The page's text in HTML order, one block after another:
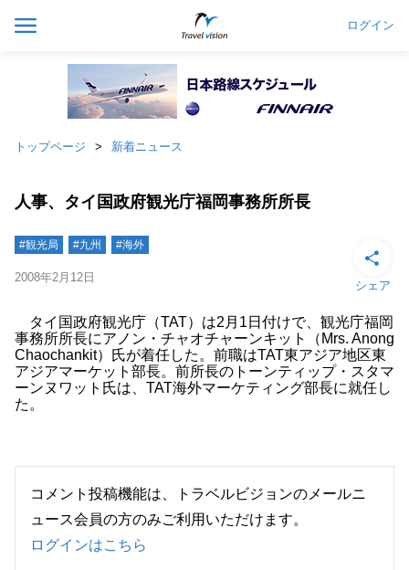
ログイン
トップページ 新着ニュース
人事、タイ国政府観光庁福岡事務所所長
#観光局 #九州 #海外
2008年2月12日
シェア
タイ国政府観光庁（TAT）は2月1日付けで、観光庁福岡
事務所所長にアノン・チャオチャーンキット（Mrs. Anong
Chaochankit）氏が着任した。前職はTAT東アジア地区東
アジアマーケット部長。前所長のトーンティップ・スタマ
ーンヌワット氏は、TAT海外マーケティング部長に就任し
た。
コメント投稿機能は、トラベルビジョンのメールニ
ュース会員の方のみご利用いただけます。
ログインはこちら